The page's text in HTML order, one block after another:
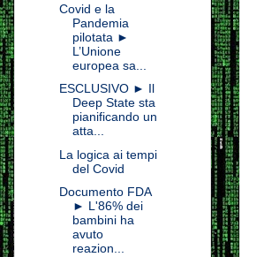
Covid e la
Pandemia
pilotata ►
L’Unione
europea sa...
ESCLUSIVO ► Il
Deep State sta
pianificando un
atta...
La logica ai tempi
del Covid
Documento FDA
► L'86% dei
bambini ha
avuto
reazion...